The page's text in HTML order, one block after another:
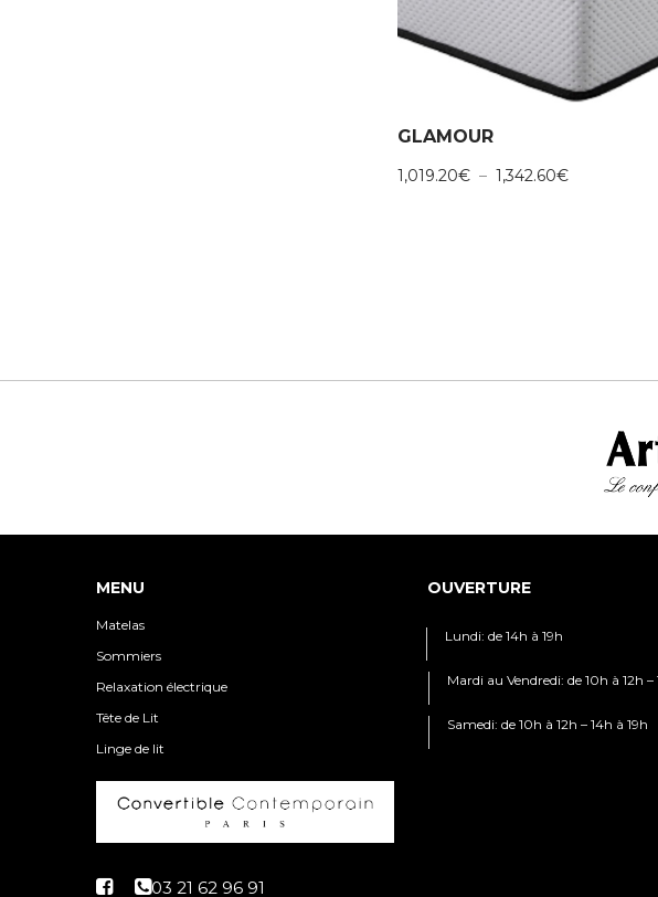
GLAMOUR
1,019.20€ – 1,342.60€Plage
MENU
Matelas
Sommiers
Relaxation électrique
Tête de Lit
Linge de lit
OUVERTURE
Lundi: de 14h à 19h
Mardi au Vendredi: de 10h à 12h –
Samedi: de 10h à 12h – 14h à 19h